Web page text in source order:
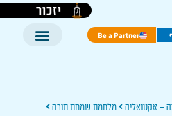
יזכור
Be a Partner
– אקטואליה
מלחמת שמחת תורה